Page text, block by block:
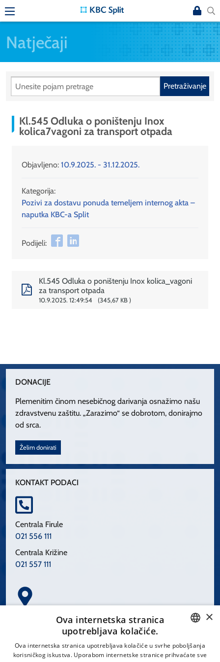
Natječaji
Pretraživanje
Kl.545 Odluka o poništenju Inox
kolica7vagoni za transport otpada
Objavljeno: 10.9.2025. - 31.12.2025.
Kategorija:
Pozivi za dostavu ponuda temeljem internog akta –
naputka KBC-a Split
Podijeli:
Kl.545 Odluka o poništenju Inox kolica_vagoni
za transport otpada
10.9.2025. 12:49:54 345,67 KB
DONACIJE
Plemenitim činom nesebičnog darivanja osnažimo našu
zdravstvenu zaštitu. „Zarazimo“ se dobrotom, donirajmo
od srca.
Želim donirati
KONTAKT PODACI
Centrala Firule
021 556 111
Centrala Križine
021 557 111
Spinčićeva 1, 21000 Split
CROATIAN
×
Ova internetska stranica
upotrebljava kolačiće.
Ova internetska stranica upotrebljava kolačiće u svrhe poboljšanja
korisničkog iskustva. Uporabom internetske stranice prihvaćate sve